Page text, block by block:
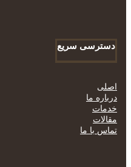
دسترسی سریع
اصلی
درباره ما
خدمات
مقالات
تماس با ما